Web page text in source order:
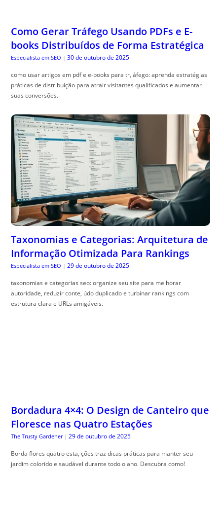
Como Gerar Tráfego Usando PDFs e E-
books Distribuídos de Forma Estratégica
Especialista em SEO | 30 de outubro de 2025
como usar artigos em pdf e e-books para tr, áfego: aprenda estratégias
práticas de distribuição para atrair visitantes qualificados e aumentar
suas conversões.
Taxonomias e Categorias: Arquitetura de
Informação Otimizada Para Rankings
Especialista em SEO | 29 de outubro de 2025
taxonomias e categorias seo: organize seu site para melhorar
autoridade, reduzir conte, údo duplicado e turbinar rankings com
estrutura clara e URLs amigáveis.
Bordadura 4×4: O Design de Canteiro que
Floresce nas Quatro Estações
The Trusty Gardener | 29 de outubro de 2025
Borda flores quatro esta, ções traz dicas práticas para manter seu
jardim colorido e saudável durante todo o ano. Descubra como!